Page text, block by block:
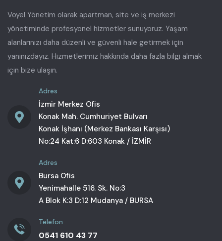
Voyel Yönetim olarak apartman, site ve iş merkezi
yönetiminde profesyonel hizmetler sunuyoruz. Yaşam
alanlarınızı daha düzenli ve güvenli hale getirmek için
yanınızdayız. Hizmetlerimiz hakkında daha fazla bilgi almak
için bize ulaşın.
Adres
İzmir Merkez Ofis
Konak Mah. Cumhuriyet Bulvarı
Konak İşhanı (Merkez Bankası Karşısı)
No:24 Kat:6 D:603 Konak / İZMİR
Adres
Bursa Ofis
Yenimahalle 516. Sk. No:3
A Blok K:3 D:12 Mudanya / BURSA
Telefon
0541 610 43 77